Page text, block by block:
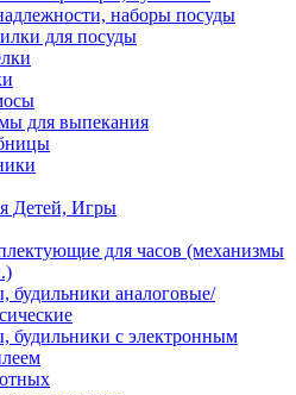
наборы посуды
для посуды
для выпекания
Детей, Игры
для часов (механизмы
будильники аналоговые/
будильники с электронным